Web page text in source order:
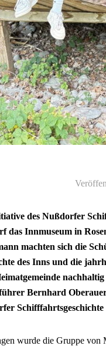
des Nußdorfer
das Innmuseum in
machten sich die
des Inns und die
Bernhard
Schifffahrtsgeschichte
wurde die Gruppe von